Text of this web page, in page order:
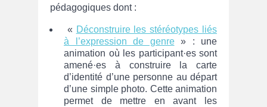
pédagogiques dont :
« Déconstruire les stéréotypes liés
à l’expression de genre» : une
animation où les participant·es sont
amené·es à construire la carte
d’identité d’une personne au départ
d’une simple photo. Cette animation
permet de mettre en avant les